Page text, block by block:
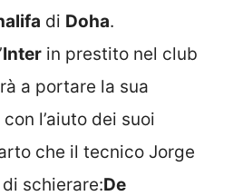
di Doha.
Inter in prestito nel club
a portare la sua
l’aiuto dei suoi
che il tecnico Jorge
schierare:De